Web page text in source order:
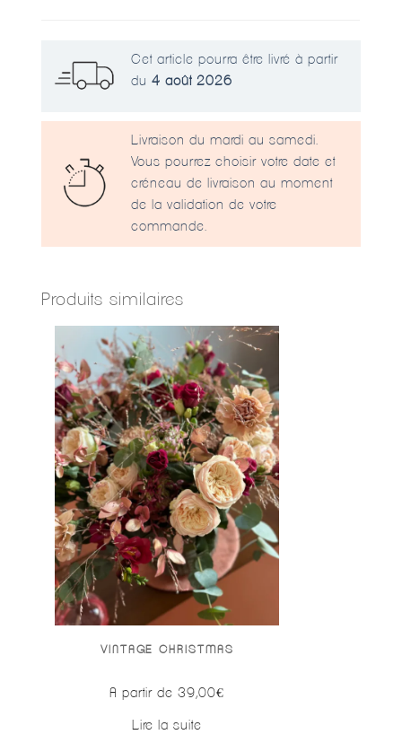
Cet article pourra être livré à partir
du4 août 2026
Livraison du mardi au samedi.
Vous pourrez choisir votre date et
créneau de livraison au moment
de la validation de votre
commande.
Produits similaires
VINTAGE CHRISTMAS
A partir de39,00€
Lire la suite